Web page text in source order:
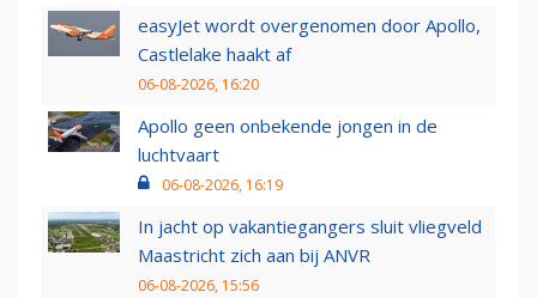
easyJet wordt overgenomen door Apollo,
Castlelake haakt af
06-08-2026, 16:20
Apollo geen onbekende jongen in de
luchtvaart
06-08-2026, 16:19
In jacht op vakantiegangers sluit vliegveld
Maastricht zich aan bij ANVR
06-08-2026, 15:56